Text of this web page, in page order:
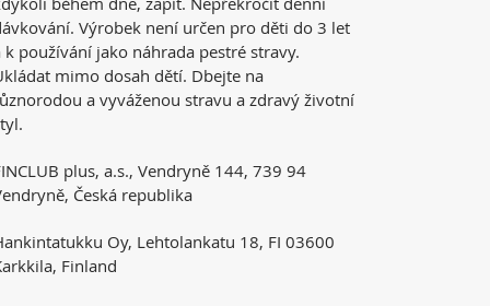
Výrobek není určen pro děti do 3 let
k používání jako náhrada pestré stravy.
mimo dosah dětí. Dbejte na
a vyváženou stravu a zdravý životní
plus, a.s., Vendryně 144, 739 94
Česká republika
Oy, Lehtolankatu 18, FI 03600
Finland